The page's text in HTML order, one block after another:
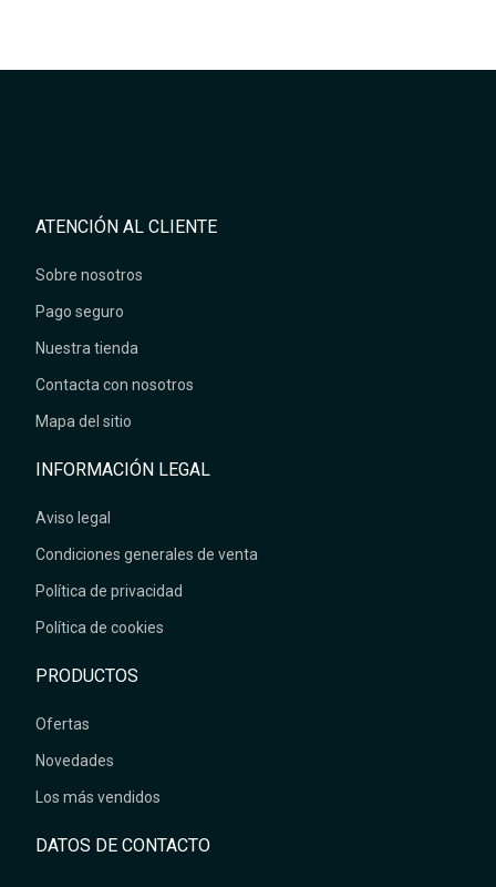
ATENCIÓN AL CLIENTE
Sobre nosotros
Pago seguro
Nuestra tienda
Contacta con nosotros
Mapa del sitio
INFORMACIÓN LEGAL
Aviso legal
Condiciones generales de venta
Política de privacidad
Política de cookies
PRODUCTOS
Ofertas
Novedades
Los más vendidos
DATOS DE CONTACTO